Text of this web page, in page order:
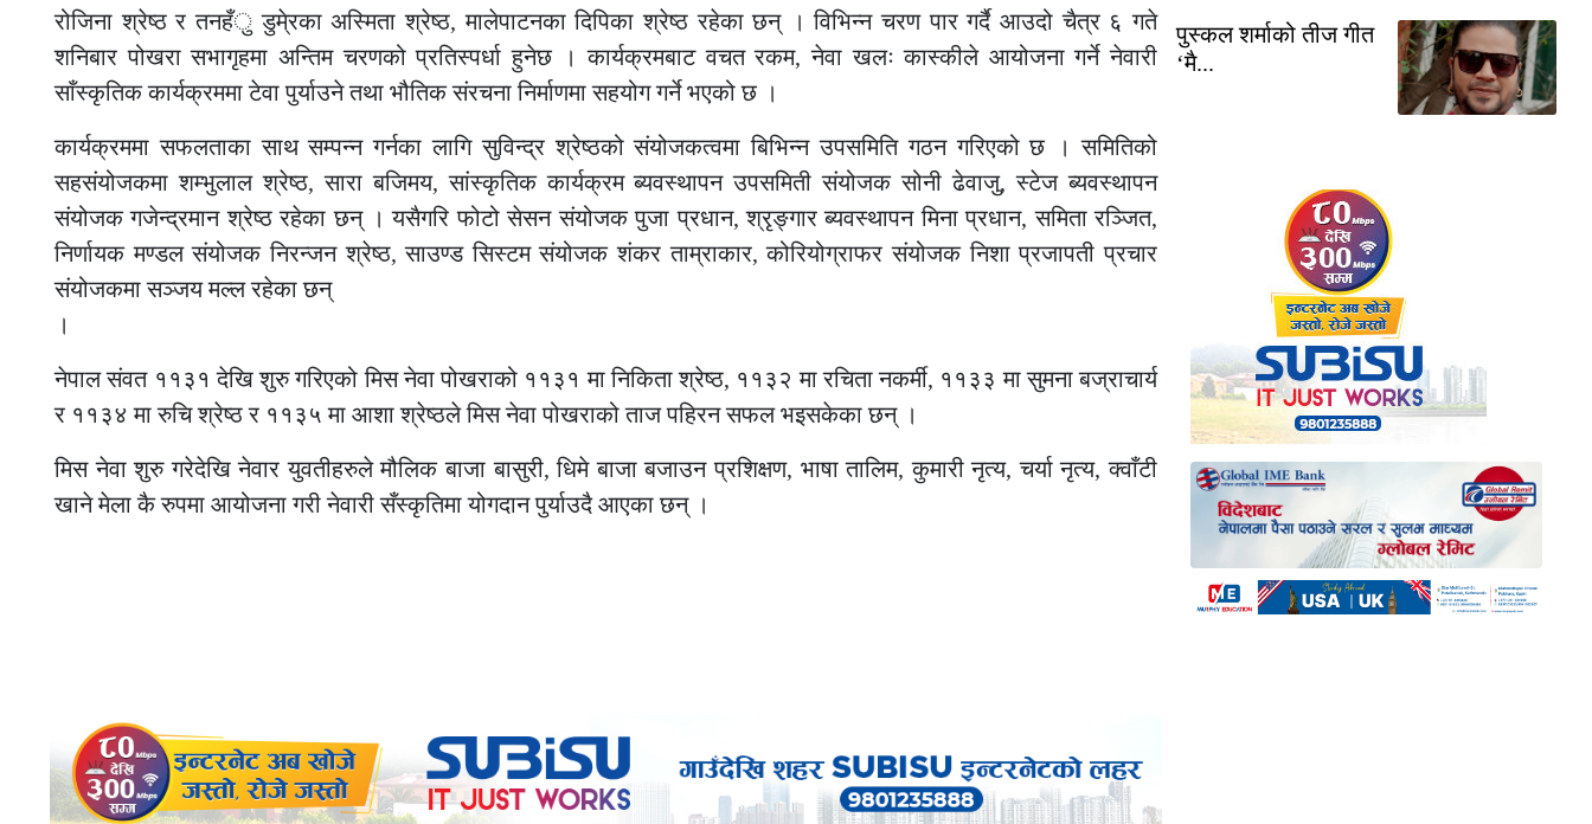
रोजिना श्रेष्ठ र तनहँु डुमे्रका अस्मिता श्रेष्ठ, मालेपाटनका दिपिका श्रेष्ठ रहेका छन् । विभिन्न चरण पार गर्दै आउदो चैत्र ६ गते
शनिबार पोखरा सभागृहमा अन्तिम चरणको प्रतिस्पर्धा हुनेछ । कार्यक्रमबाट वचत रकम, नेवा खलः कास्कीले आयोजना गर्ने नेवारी
साँस्कृतिक कार्यक्रममा टेवा पुर्याउने तथा भौतिक संरचना निर्माणमा सहयोग गर्ने भएको छ ।
कार्यक्रममा सफलताका साथ सम्पन्न गर्नका लागि सुविन्द्र श्रेष्ठको संयोजकत्वमा बिभिन्न उपसमिति गठन गरिएको छ । समितिको
सहसंयोजकमा शम्भुलाल श्रेष्ठ, सारा बजिमय, सांस्कृतिक कार्यक्रम ब्यवस्थापन उपसमिती संयोजक सोनी ढेवाजु, स्टेज ब्यवस्थापन
संयोजक गजेन्द्रमान श्रेष्ठ रहेका छन् । यसैगरि फोटो सेसन संयोजक पुजा प्रधान, श्रृङ्गार ब्यवस्थापन मिना प्रधान, समिता रञ्जित,
निर्णायक मण्डल संयोजक निरन्जन श्रेष्ठ, साउण्ड सिस्टम संयोजक शंकर ताम्राकार, कोरियोग्राफर संयोजक निशा प्रजापती प्रचार
संयोजकमा सञ्जय मल्ल रहेका छन्
।
नेपाल संवत ११३१ देखि शुरु गरिएको मिस नेवा पोखराको ११३१ मा निकिता श्रेष्ठ, ११३२ मा रचिता नकर्मी, ११३३ मा सुमना बज्राचार्य
र ११३४ मा रुचि श्रेष्ठ र ११३५ मा आशा श्रेष्ठले मिस नेवा पोखराको ताज पहिरन सफल भइसकेका छन् ।
मिस नेवा शुरु गरेदेखि नेवार युवतीहरुले मौलिक बाजा बासुरी, धिमे बाजा बजाउन प्रशिक्षण, भाषा तालिम, कुमारी नृत्य, चर्या नृत्य, क्वाँटी
खाने मेला कै रुपमा आयोजना गरी नेवारी सँस्कृतिमा योगदान पुर्याउदै आएका छन् ।
पुस्कल शर्माको तीज गीत
‘मै...